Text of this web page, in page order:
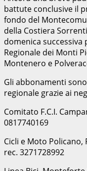
battute conclusive il
fondo del
della Costiera
domenica successiva
Regionale dei Monti
Montenero e
Gli abbonamenti
regionale grazie ai
Comitato F.C.I.
0817740169
Cicli e Moto Policano,
rec. 3271728992